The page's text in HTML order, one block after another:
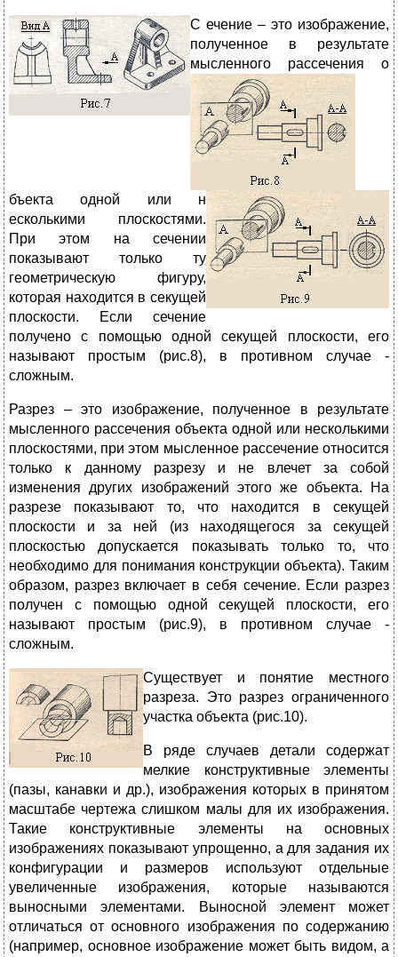
С ечение – это изображение,
полученное в результате
мысленного рассечения о
бъекта одной или н
есколькими плоскостями.
При этом на сечении
показывают только ту
геометрическую фигуру,
которая находится в секущей
плоскости. Если сечение
получено с помощью одной секущей плоскости, его
называют простым (рис.8), в противном случае -
сложным.
Разрез – это изображение, полученное в результате
мысленного рассечения объекта одной или несколькими
плоскостями, при этом мысленное рассечение относится
только к данному разрезу и не влечет за собой
изменения других изображений этого же объекта. На
разрезе показывают то, что находится в секущей
плоскости и за ней (из находящегося за секущей
плоскостью допускается показывать только то, что
необходимо для понимания конструкции объекта). Таким
образом, разрез включает в себя сечение. Если разрез
получен с помощью одной секущей плоскости, его
называют простым (рис.9), в противном случае -
сложным.
Существует и понятие местного
разреза. Это разрез ограниченного
участка объекта (рис.10).
В ряде случаев детали содержат
мелкие конструктивные элементы
(пазы, канавки и др.), изображения которых в принятом
масштабе чертежа слишком малы для их изображения.
Такие конструктивные элементы на основных
изображениях показывают упрощенно, а для задания их
конфигурации и размеров используют отдельные
увеличенные изображения, которые называются
выносными элементами. Выносной элемент может
отличаться от основного изображения по содержанию
(например, основное изображение может быть видом, а